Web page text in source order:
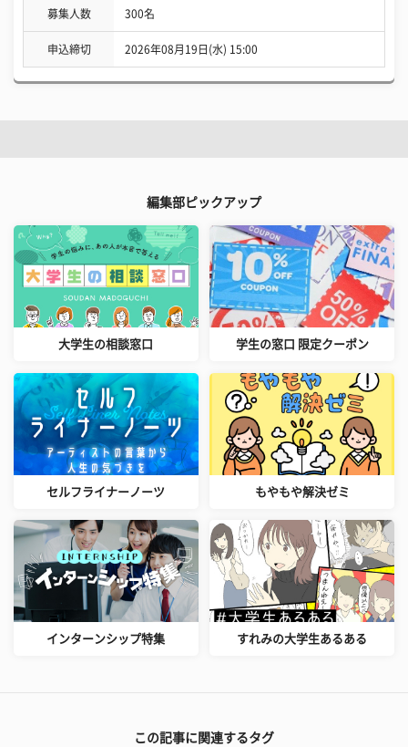
募集人数 300名
申込締切 2026年08月19日(水) 15:00
編集部ピックアップ
大学生の相談窓口 学生の窓口 限定クーポン
セルフライナーノーツ もやもや解決ゼミ
インターンシップ特集 すれみの大学生あるある
この記事に関連するタグ